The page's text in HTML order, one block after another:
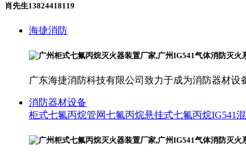
肖先生13824418119
海捷消防
广东海捷消防科技有限公司致力于成为消防器材
消防器材设备
柜式七氟丙烷管网七氟丙烷悬挂式七氟丙烷IG541